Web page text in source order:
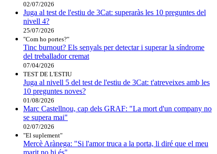
02/07/2026
Juga al test de l'estiu de 3Cat: superaràs les 10 preguntes del
nivell 4?
25/07/2026
"Com ho portes?"
Tinc burnout? Els senyals per detectar i superar la síndrome
del treballador cremat
07/04/2026
TEST DE L'ESTIU
Juga al nivell 5 del test de l'estiu de 3Cat: t'atreveixes amb les
10 preguntes noves?
01/08/2026
Marc Castellnou, cap dels GRAF: "La mort d'un company no
se supera mai"
02/07/2026
"El suplement"
Mercè Arànega: "Si l'amor truca a la porta, li diré que el meu